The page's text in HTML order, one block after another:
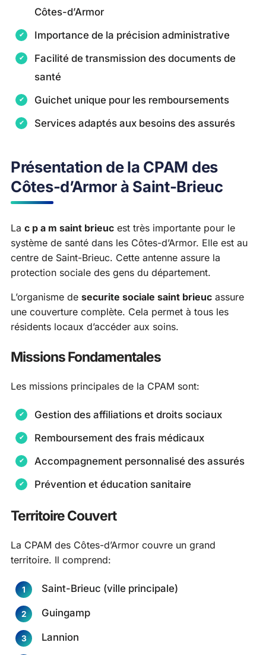
Côtes-d’Armor
Importance de la précision administrative
Facilité de transmission des documents de
santé
Guichet unique pour les remboursements
Services adaptés aux besoins des assurés
Présentation de la CPAM des
Côtes-d’Armor à Saint-Brieuc
La c p a m saint brieuc est très importante pour le
système de santé dans les Côtes-d’Armor. Elle est au
centre de Saint-Brieuc. Cette antenne assure la
protection sociale des gens du département.
L’organisme de securite sociale saint brieuc assure
une couverture complète. Cela permet à tous les
résidents locaux d’accéder aux soins.
Missions Fondamentales
Les missions principales de la CPAM sont:
Gestion des affiliations et droits sociaux
Remboursement des frais médicaux
Accompagnement personnalisé des assurés
Prévention et éducation sanitaire
Territoire Couvert
La CPAM des Côtes-d’Armor couvre un grand
territoire. Il comprend:
Saint-Brieuc (ville principale)
Guingamp
Lannion